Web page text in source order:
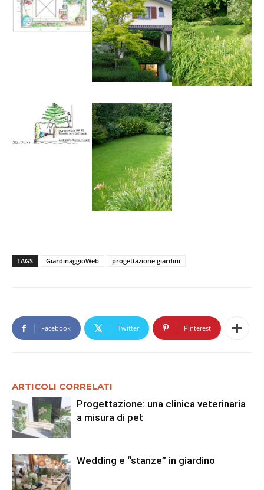
TAGS GiardinaggioWeb progettazione giardini
Facebook Twitter Pinterest
ARTICOLI CORRELATI
Progettazione: una clinica veterinaria
a misura di pet
Wedding e “stanze” in giardino